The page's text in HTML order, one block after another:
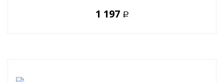
1 197 Р